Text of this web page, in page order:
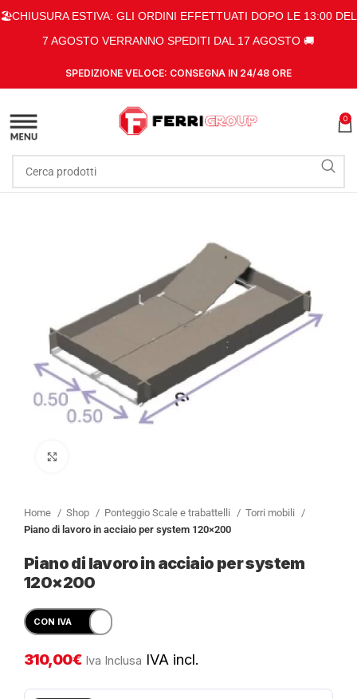
🏖️CHIUSURA ESTIVA: GLI ORDINI EFFETTUATI DOPO LE 13:00 DEL
7 AGOSTO VERRANNO SPEDITI DAL 17 AGOSTO 🚚
SPEDIZIONE VELOCE: CONSEGNA IN 24/48 ORE
0
Home Shop Ponteggio Scale e trabattelli
Torri mobili
Piano di lavoro in acciaio per system 120×200
Piano di lavoro in acciaio per system
120×200
310,00€ Iva Inclusa IVA incl.